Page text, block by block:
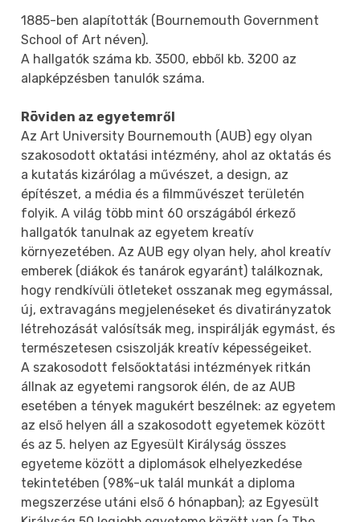
1885-ben alapították (Bournemouth Government
School of Art néven).
A hallgatók száma kb. 3500, ebből kb. 3200 az
alapképzésben tanulók száma.
Röviden az egyetemről
Az Art University Bournemouth (AUB) egy olyan
szakosodott oktatási intézmény, ahol az oktatás és
a kutatás kizárólag a művészet, a design, az
építészet, a média és a filmművészet területén
folyik. A világ több mint 60 országából érkező
hallgatók tanulnak az egyetem kreatív
környezetében. Az AUB egy olyan hely, ahol kreatív
emberek (diákok és tanárok egyaránt) találkoznak,
hogy rendkívüli ötleteket osszanak meg egymással,
új, extravagáns megjelenéseket és divatirányzatok
létrehozását valósítsák meg, inspirálják egymást, és
természetesen csiszolják kreatív képességeiket.
A szakosodott felsőoktatási intézmények ritkán
állnak az egyetemi rangsorok élén, de az AUB
esetében a tények magukért beszélnek: az egyetem
az első helyen áll a szakosodott egyetemek között
és az 5. helyen az Egyesült Királyság összes
egyeteme között a diplomások elhelyezkedése
tekintetében (98%-uk talál munkát a diploma
megszerzése utáni első 6 hónapban); az Egyesült